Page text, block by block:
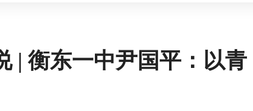
| 衡东一中尹国平：以青